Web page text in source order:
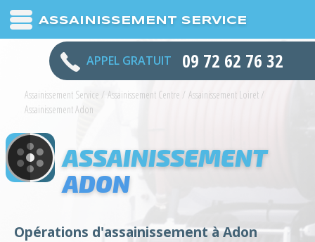
ASSAINISSEMENT SERVICE
APPEL GRATUIT 09 72 62 76 32
Assainissement Service / Assainissement Centre / Assainissement Loiret/
Assainissement Adon
ASSAINISSEMENT
ADON
Opérations d'assainissement à Adon